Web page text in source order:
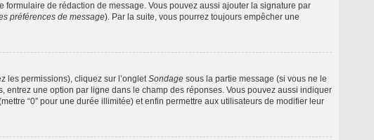
formulaire de rédaction de message. Vous pouvez aussi ajouter la signature par
préférences de message). Par la suite, vous pourrez toujours empêcher une
les permissions), cliquez sur l’ongletSondage sous la partie message (si vous ne le
une option par ligne dans le champ des réponses. Vous pouvez aussi indiquer
“0” pour une durée illimitée) et enfin permettre aux utilisateurs de modifier leur